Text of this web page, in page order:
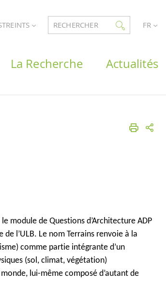
RECHERCHER FR
La Recherche Actualités
module de Questions d’Architecture ADP
de l’ULB. Le nom Terrains renvoie à la
comme partie intégrante d’un
(sol, climat, végétation)
lui-même composé d’autant de